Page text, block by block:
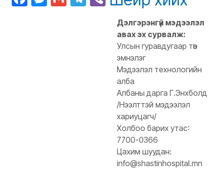
Дэлгэрэнгүй мэдээлэл
авах эх сурвалж:
Улсын гуравдугаар төв
эмнэлэг
Мэдээлэл технологийн
алба
Албаны дарга Г.Энхболд
/Нээлттэй мэдээлэл
хариуцагч/
Холбоо барих утас:
7700-0366
Цахим шуудан:
info@shastinhospital.mn